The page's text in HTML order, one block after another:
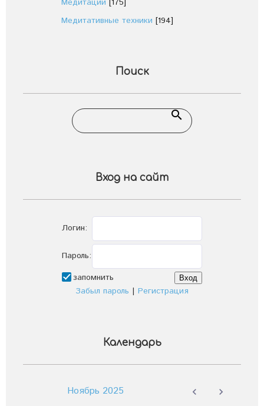
Медитации [175]
Медитативные техники [194]
Поиск
Вход на сайт
Логин:
Пароль:
запомнить
Забыл пароль | Регистрация
Календарь
Ноябрь 2025